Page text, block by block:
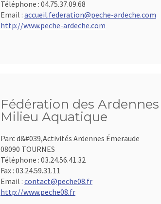
Téléphone : 04.75.37.09.68
Email : accueil.federation@peche-ardeche.com
http://www.peche-ardeche.com
Fédération des
Milieu Aquatique
Parc d&#039,Activités Ardennes Émeraude
08090 TOURNES
Téléphone : 03.24.56.41.32
Fax : 03.24.59.31.11
Email : contact@peche08.fr
http://www.peche08.fr